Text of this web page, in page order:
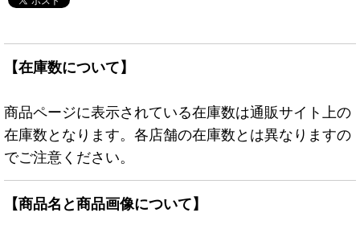
【在庫数について】
商品ページに表示されている在庫数は通販サイト上の
在庫数となります。各店舗の在庫数とは異なりますの
でご注意ください。
【商品名と商品画像について】